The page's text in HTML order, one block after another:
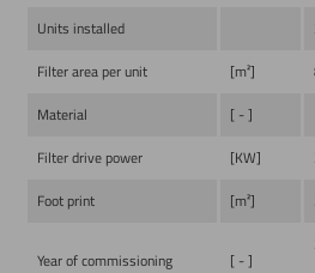
Units installed
Filter area per unit
[m²]
Material
[ - ]
Filter drive power
[KW]
Foot print
[m²]
Year of commissioning [ - ]